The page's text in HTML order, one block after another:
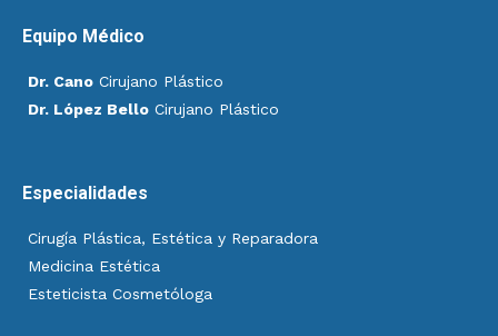
Equipo Médico
Dr. Cano Cirujano Plástico
Dr. López Bello Cirujano Plástico
Especialidades
Cirugía Plástica, Estética y Reparadora
Medicina Estética
Esteticista Cosmetóloga